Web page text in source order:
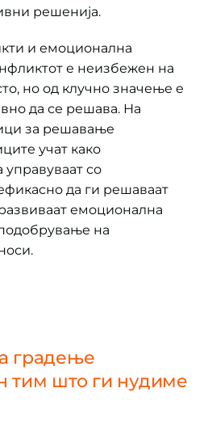
решенија.
и емоционална
е неизбежен на
но од клучно значење е
да се решава. На
за решавање
учат како
со
да ги решаваат
емоционална
на
градење
тим што ги нудиме